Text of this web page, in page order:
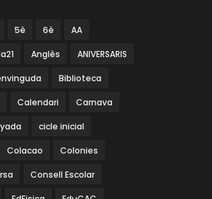
5è 6è AA
Anglès ANIVERSARIS
Biblioteca
Calendari Carnava
cicle inicial
Colacao Colonies
Consell Escolar